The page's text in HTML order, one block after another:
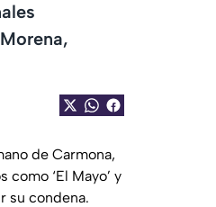
de Carmona,
‘El Mayo’ y
su condena.